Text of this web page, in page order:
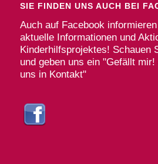
SIE FINDEN UNS AUCH BEI
Auch auf Facebook
aktuelle Informationen und
Kinderhilfsprojektes! Schauen
und geben uns ein "Gefällt
uns in Kontakt"